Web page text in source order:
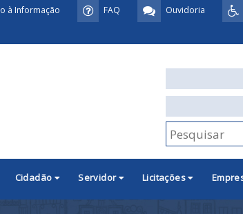
Ouvidoria
FAQ
à Informação
Cidadão Servidor Licitações